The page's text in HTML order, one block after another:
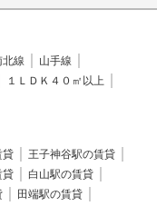
北線
山手線
１ＬＤＫ４０㎡以上
貸
王子神谷駅の賃貸
貸
白山駅の賃貸
田端駅の賃貸